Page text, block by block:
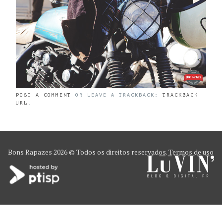
POST A COMMENT OR LEAVE A TRACKBACK: TRACKBACK
URL
Bons Rapazes 2026 © Todos os direitos reservados.Termos de uso